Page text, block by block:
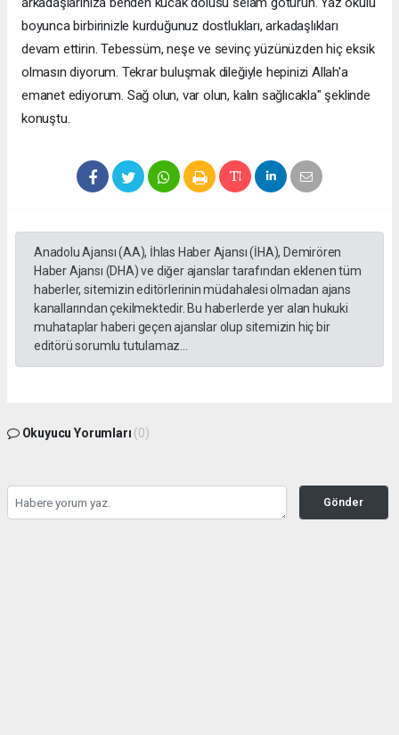
boyunca birbirinizle kurduğunuz dostlukları, arkadaşlıkları
devam ettirin. Tebessüm, neşe ve sevinç yüzünüzden hiç eksik
olmasın diyorum. Tekrar buluşmak dileğiyle hepinizi Allah'a
emanet ediyorum. Sağ olun, var olun, kalın sağlıcakla" şeklinde
konuştu.
Anadolu Ajansı (AA), İhlas Haber Ajansı (İHA), Demirören
Haber Ajansı (DHA) ve diğer ajanslar tarafından eklenen tüm
haberler, sitemizin editörlerinin müdahalesi olmadan ajans
kanallarından çekilmektedir. Bu haberlerde yer alan hukuki
muhataplar haberi geçen ajanslar olup sitemizin hiç bir
editörü sorumlu tutulamaz...
Okuyucu Yorumları (0)
Gönder